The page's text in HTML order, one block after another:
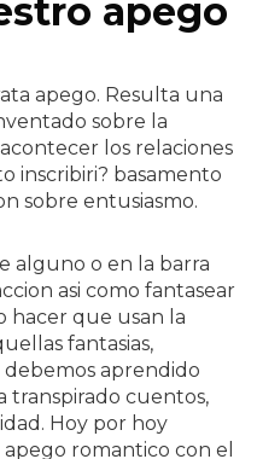
apego
apego. Resulta una
sobre la
los relaciones
inscribiri? basamento
sobre entusiasmo.
alguno o en la barra
asi­ como fantasear
hacer que usan la
fantasias,
aprendido
transpirado cuentos,
Hoy por hoy
romantico con el